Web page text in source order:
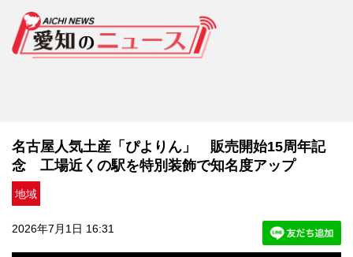
名古屋人気土産「ぴよりん」 販売開始15周年記
念 工場近くの駅を特別装飾で知名度アップ
地域
2026年7月1日 16:31